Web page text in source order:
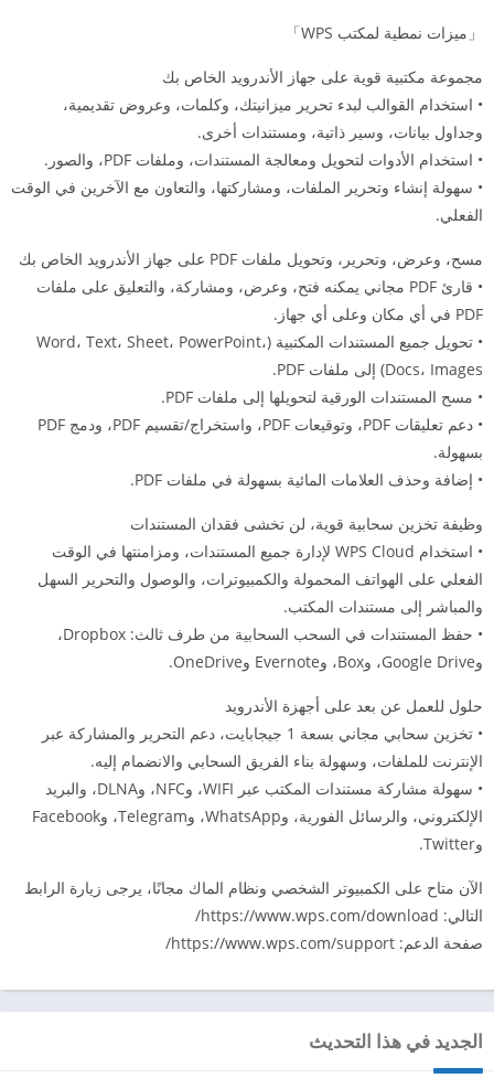
「ميزات نمطية لمكتب WPS」
مجموعة مكتبية قوية على جهاز الأندرويد الخاص بك
• استخدام القوالب لبدء تحرير ميزانيتك، وكلمات، وعروض تقديمية،
وجداول بيانات، وسير ذاتية، ومستندات أخرى.
• استخدام الأدوات لتحويل ومعالجة المستندات، وملفات PDF، والصور.
• سهولة إنشاء وتحرير الملفات، ومشاركتها، والتعاون مع الآخرين في الوقت
الفعلي.
مسح، وعرض، وتحرير، وتحويل ملفات PDF على جهاز الأندرويد الخاص بك
• قارئ PDF مجاني يمكنه فتح، وعرض، ومشاركة، والتعليق على ملفات
PDF في أي مكان وعلى أي جهاز.
• تحويل جميع المستندات المكتبية (Word، Text، Sheet، PowerPoint،
Docs، Images) إلى ملفات PDF.
• مسح المستندات الورقية لتحويلها إلى ملفات PDF.
• دعم تعليقات PDF، وتوقيعات PDF، واستخراج/تقسيم PDF، ودمج PDF
بسهولة.
• إضافة وحذف العلامات المائية بسهولة في ملفات PDF.
وظيفة تخزين سحابية قوية، لن تخشى فقدان المستندات
• استخدام WPS Cloud لإدارة جميع المستندات، ومزامنتها في الوقت
الفعلي على الهواتف المحمولة والكمبيوترات، والوصول والتحرير السهل
والمباشر إلى مستندات المكتب.
• حفظ المستندات في السحب السحابية من طرف ثالث: Dropbox،
وGoogle Drive، وBox، وEvernote وOneDrive.
حلول للعمل عن بعد على أجهزة الأندرويد
• تخزين سحابي مجاني بسعة 1 جيجابايت، دعم التحرير والمشاركة عبر
الإنترنت للملفات، وسهولة بناء الفريق السحابي والانضمام إليه.
• سهولة مشاركة مستندات المكتب عبر WIFI، وNFC، وDLNA، والبريد
الإلكتروني، والرسائل الفورية، وWhatsApp، وTelegram، وFacebook
وTwitter.
الآن متاح على الكمبيوتر الشخصي ونظام الماك مجانًا، يرجى زيارة الرابط
التالي: https://www.wps.com/download/
صفحة الدعم: https://www.wps.com/support/
الجديد في هذا التحديث